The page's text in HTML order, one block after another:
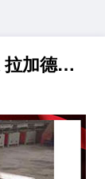
淮南隔热条PA66生产设备厂家 拉加德教训伊朗打破对通胀组成实质影响，命令政府应酬动力危险时别用劲过猛